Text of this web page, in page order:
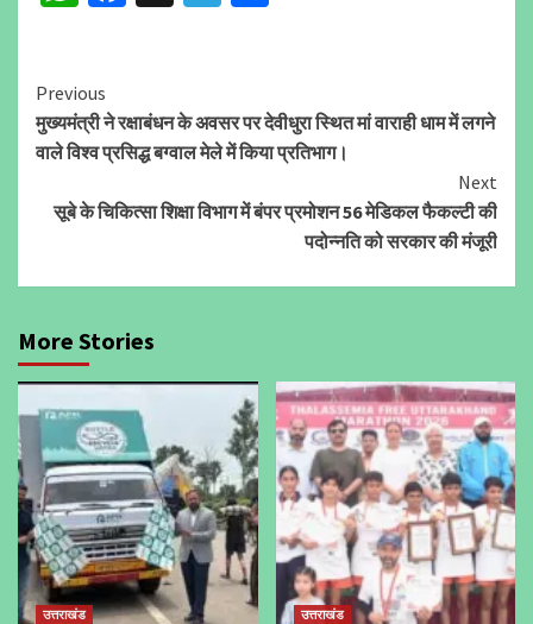
Continue
Reading
Previous
मुख्यमंत्री ने रक्षाबंधन के अवसर पर देवीधुरा स्थित मां वाराही धाम में लगने
वाले विश्व प्रसिद्ध बग्वाल मेले में किया प्रतिभाग।
Next
सूबे के चिकित्सा शिक्षा विभाग में बंपर प्रमोशन 56 मेडिकल फैकल्टी की
पदोन्नति को सरकार की मंजूरी
More Stories
उत्तराखंड उत्तराखंड